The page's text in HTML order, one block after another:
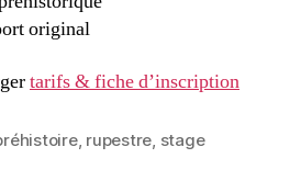
original
tarifs & fiche d’inscription
, rupestre stage